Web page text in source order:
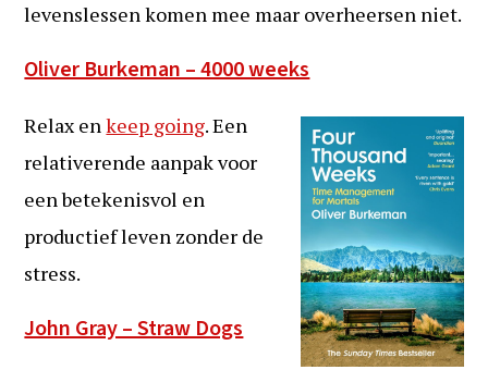
levenslessen komen mee maar overheersen niet.
Oliver Burkeman – 4000 weeks
Relax enkeep going. Een
relativerende aanpak voor
een betekenisvol en
productief leven zonder de
stress.
John Gray – Straw Dogs